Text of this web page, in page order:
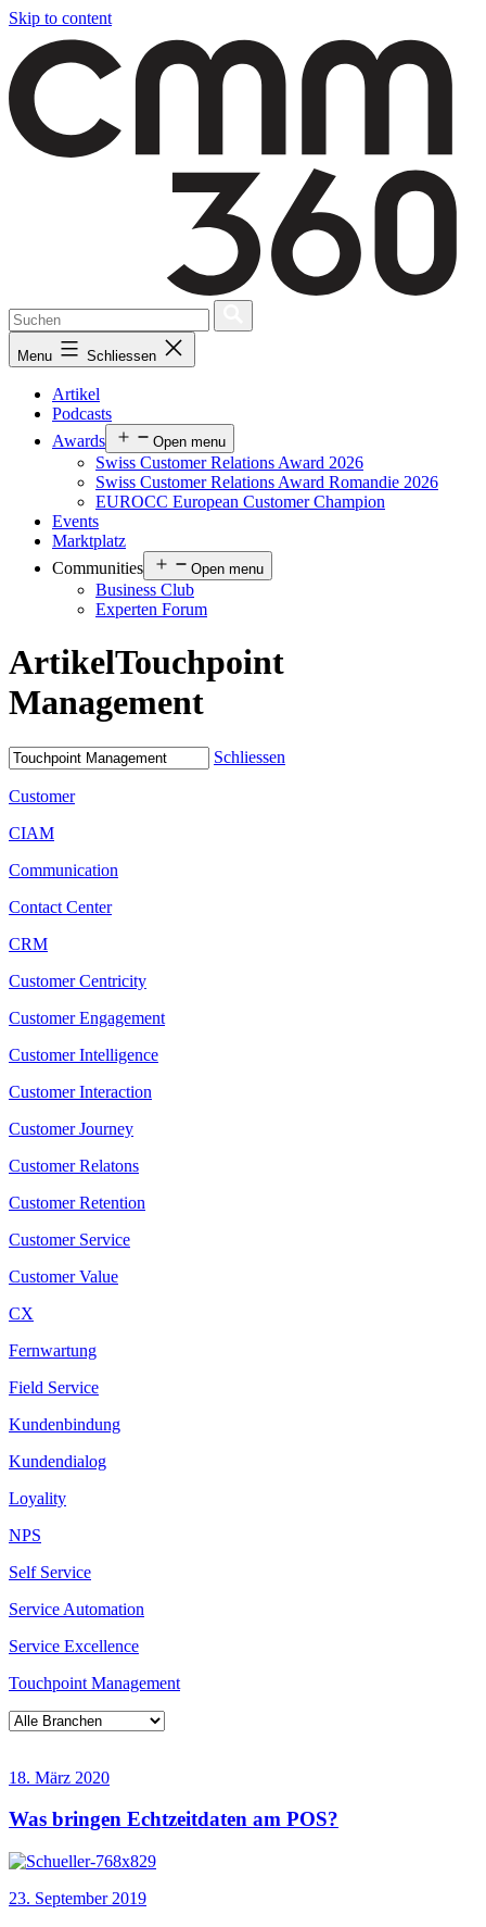
Skip to content
Menu Schliessen
Artikel
Podcasts
Awards
Open menu
Swiss Customer Relations Award 2026
Swiss Customer Relations Award Romandie 2026
EUROCC European Customer Champion
Events
Marktplatz
Communities
Open menu
Business Club
Experten Forum
ArtikelTouchpoint
Management
Schliessen
Customer
CIAM
Communication
Contact Center
CRM
Customer Centricity
Customer Engagement
Customer Intelligence
Customer Interaction
Customer Journey
Customer Relatons
Customer Retention
Customer Service
Customer Value
CX
Fernwartung
Field Service
Kundenbindung
Kundendialog
Loyality
NPS
Self Service
Service Automation
Service Excellence
Touchpoint Management
18. März 2020
Was bringen Echtzeitdaten am POS?
23. September 2019